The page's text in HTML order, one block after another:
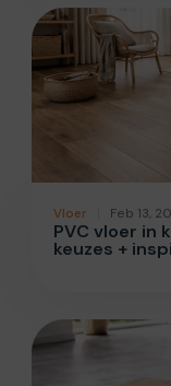
Vloer Feb 13,
PVC vloer in
keuzes +